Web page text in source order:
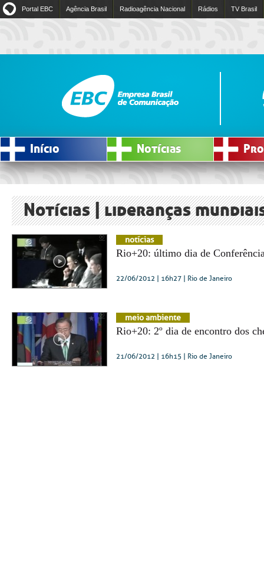
Portal EBC Agência Brasil Radioagência Nacional Rádios TV Brasil
Início Notícias
Notícias | lideranças
notícias
Rio+20: último dia de
22/06/2012 | 16h27 | Rio de Janeiro
meio ambiente
Rio+20: 2º dia de encontro dos
21/06/2012 | 16h15 | Rio de Janeiro